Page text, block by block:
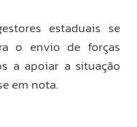
estaduais se
o envio de forças
a apoiar a situação
em nota.